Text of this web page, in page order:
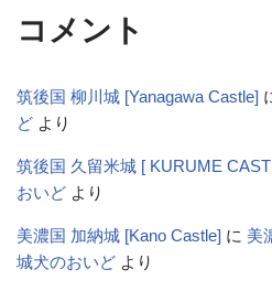
コメント
筑後国 柳川城 [Yanagawa Castle]
ど より
筑後国 久留米城 [ KURUME
おいど より
美濃国 加納城 [Kano Castle] に 美
城犬のおいど より